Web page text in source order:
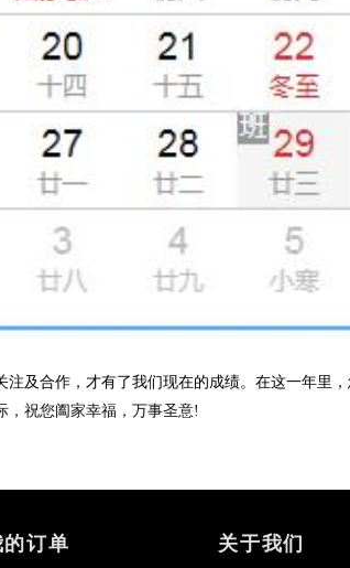
合作，才有了我们现在的成绩。在这一年里
，祝您阖家幸福，万事圣意!
的订单 关于我们